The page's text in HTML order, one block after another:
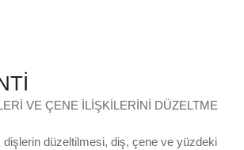
VE ÇENE İLİŞKİLERİNİ DÜZELTME
dişlerin düzeltilmesi, diş, çene ve yüzdeki